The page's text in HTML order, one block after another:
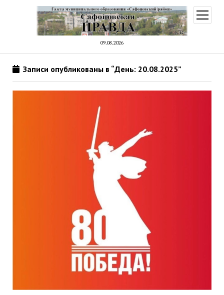
09.08.2026
меню
Записи опубликованы в “День: 20.08.2025”